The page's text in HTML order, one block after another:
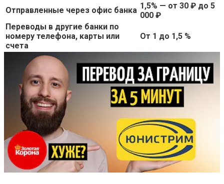
Отправленные через офис банка 1,5% — от 30 ₽ до 5
000 ₽
Переводы в другие банки по
номеру телефона, карты или
счета
От 1 до 1,5 %